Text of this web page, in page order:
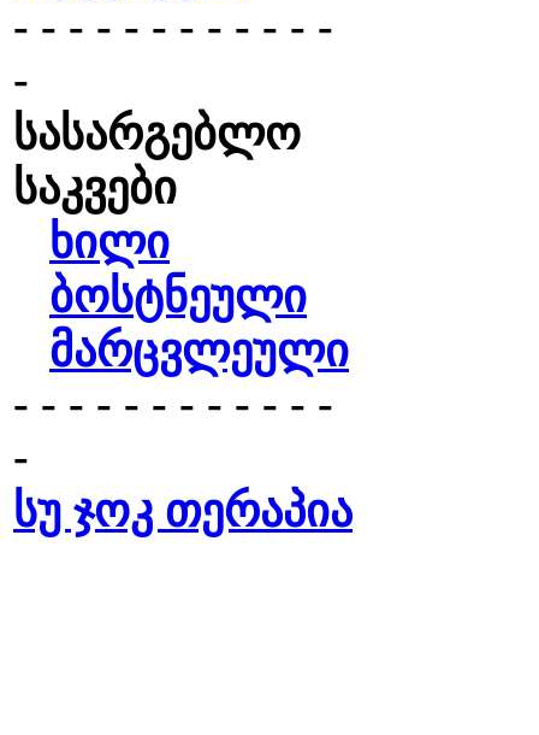
- - - - - - - - - - - -
-
სასარგებლო
საკვები
ხილი
ბოსტნეული
მარცვლეული
- - - - - - - - - - - -
-
სუ ჯოკ თერაპია